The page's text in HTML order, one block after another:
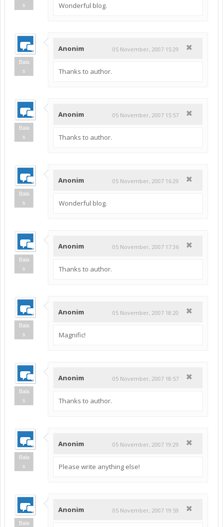
s
Wonderful blog.
Bala
s
Anonim 05 November, 2007 15:29
Thanks to author.
Bala
s
Anonim 05 November, 2007 15:57
Thanks to author.
Bala
s
Anonim 05 November, 2007 16:29
Wonderful blog.
Bala
s
Anonim 05 November, 2007 17:36
Thanks to author.
Bala
s
Anonim 05 November, 2007 18:20
Magnific!
Bala
s
Anonim 05 November, 2007 18:57
Thanks to author.
Bala
s
Anonim 05 November, 2007 19:29
Please write anything else!
Bala
Anonim 05 November, 2007 19:59